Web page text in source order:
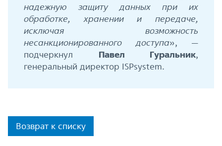
надежную защиту данных при их
обработке, хранении и передаче,
исключая возможность
несанкционированного доступа», —
подчеркнул Павел Гуральник
генеральный директор ISPsystem.
Возврат к списку